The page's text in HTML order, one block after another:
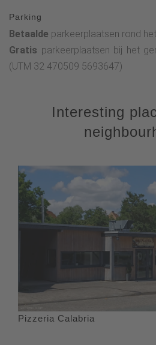
Parking
Betaalde parkeerplaatsen rond
Gratis parkeerplaatsen bij het
(UTM 32 470509 5693647)
Interesting
Pizzeria Calabria